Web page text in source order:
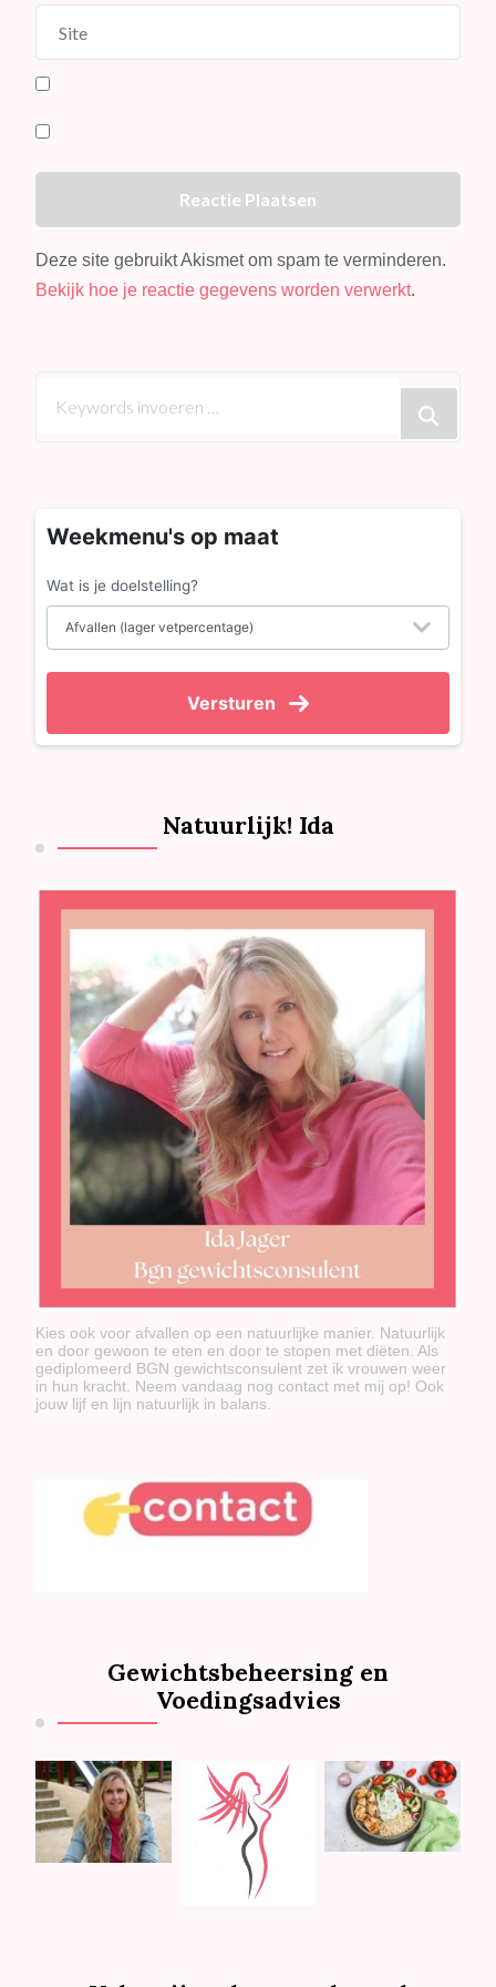
Deze site gebruikt Akismet om spam te verminderen.
Bekijk hoe je reactie gegevens worden verwerkt.
zoek
Weekmenu's op maat
Wat is je doelstelling?
Versturen
Natuurlijk! Ida
Kies ook voor afvallen op een natuurlijke manier. Natuurlijk
en door gewoon te eten en door te stopen met diëten. Als
gediplomeerd BGN gewichtsconsulent zet ik vrouwen weer
in hun kracht. Neem vandaag nog contact met mij op! Ook
jouw lijf en lijn natuurlijk in balans.
Gewichtsbeheersing en
Voedingsadvies